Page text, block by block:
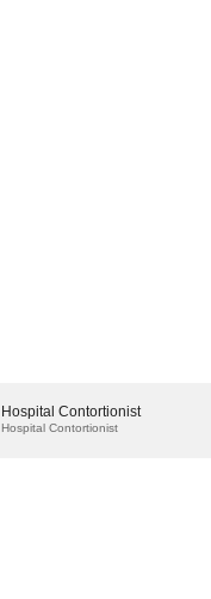
Hospital Contortionist
Hospital Contortionist